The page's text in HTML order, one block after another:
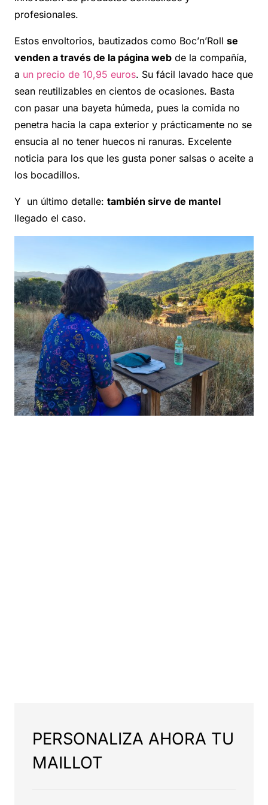
profesionales.
Estos envoltorios, bautizados como Boc’n’Roll se
venden a través de la página web de la compañía,
a un precio de 10,95 euros. Su fácil lavado hace que
sean reutilizables en cientos de ocasiones. Basta
con pasar una bayeta húmeda, pues la comida no
penetra hacia la capa exterior y prácticamente no se
ensucia al no tener huecos ni ranuras. Excelente
noticia para los que les gusta poner salsas o aceite a
los bocadillos.
Y un último detalle: también sirve de mantel
llegado el caso.
PERSONALIZA AHORA TU
MAILLOT